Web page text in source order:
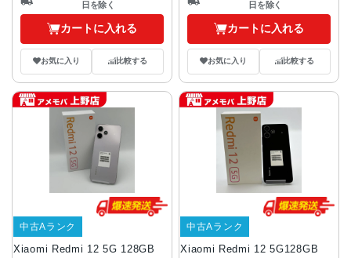
日を除く
カートに入れる
お気に入り 比較する
日を除く
カートに入れる
お気に入り 比較する
Xiaomi Redmi 12 5G 128GB
中古Aランク
Xiaomi Redmi 12 5G128GB
中古Aランク